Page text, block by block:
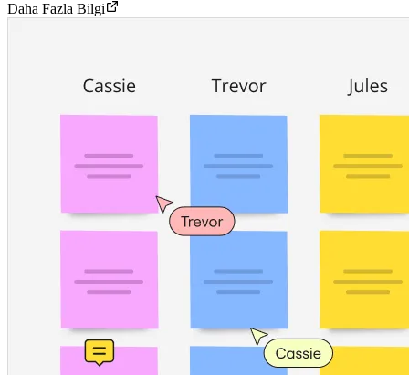
Daha Fazla Bilgi